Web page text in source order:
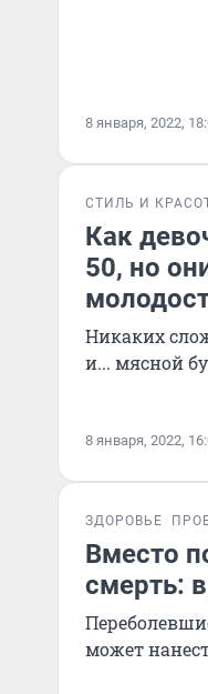
8 января, 2022,
СТИЛЬ И
Как
50, но
Никаких
и... мясной
8 января, 2022,
ЗДОРОВЬЕ
Вместо
смерть:
может